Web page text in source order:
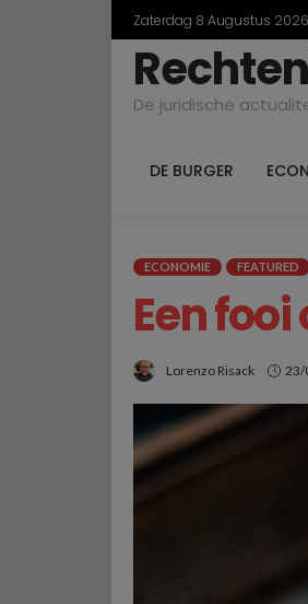
Zaterdag 8 Augustus 2026
De juridische
DE BURGER
ECONOMIE FEATURED
Een
Lorenzo Risack 23/